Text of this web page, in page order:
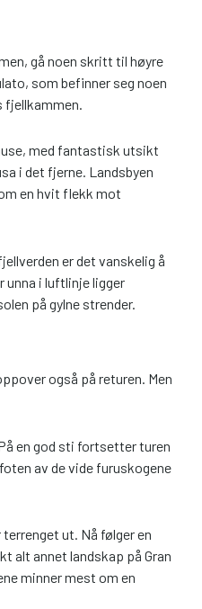
gå noen skritt til høyre
som befinner seg noen
fjellkammen.
med fantastisk utsikt
i det fjerne. Landsbyen
en hvit flekk mot
er det vanskelig å
i luftlinje ligger
på gylne strender.
også på returen. Men
en god sti fortsetter turen
av de vide furuskogene
ut. Nå følger en
alt annet landskap på Gran
minner mest om en